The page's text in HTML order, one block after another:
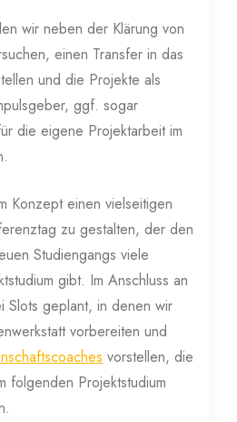
wir neben der Klärung von
einen Transfer in das
und die Projekte als
ggf. sogar
die eigene Projektarbeit im
Konzept einen vielseitigen
zu gestalten, der den
Studiengangs viele
gibt. Im Anschluss an
Slots geplant, in denen wir
vorbereiten und
vorstellen, die
folgenden Projektstudium